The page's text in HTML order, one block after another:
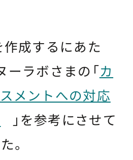
成するにあた
ーラボさまの「カ
メントへの対応
」を参考にさせて
。